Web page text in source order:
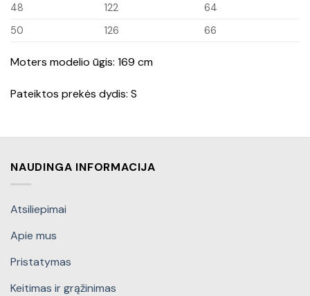
48
122
64
50
126 66
Moters modelio ūgis: 169 cm
Pateiktos prekės dydis: S
NAUDINGA INFORMACIJA
Atsiliepimai
Apie mus
Pristatymas
Keitimas ir grąžinimas